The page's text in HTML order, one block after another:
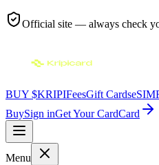
Official site — always check
BUY $KRIPIFeesGift CardseSIM
BuySign inGet Your CardCard
Menu